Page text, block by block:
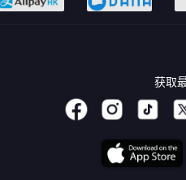
获取